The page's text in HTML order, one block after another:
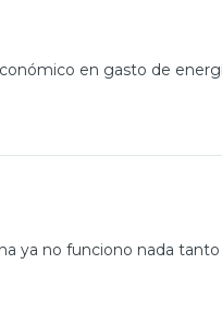
en gasto de
ya no funciono nada